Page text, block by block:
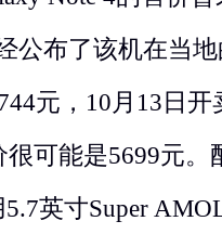
公布了该机在当
元，10月13日
可能是5699元。
5.7英寸Super